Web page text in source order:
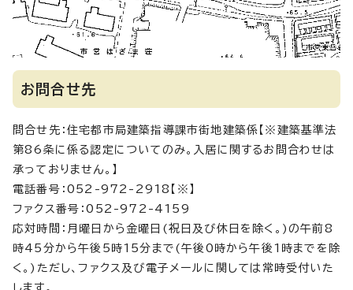
お問合せ先
問合せ先：住宅都市局建築指導課市街地建築係【※建築基準法
第86条に係る認定についてのみ。入居に関するお問合わせは
承っておりません。】
電話番号：052-972-2918【※】
ファクス番号：052-972-4159
応対時間：月曜日から金曜日(祝日及び休日を除く。)の午前8
時45分から午後5時15分まで(午後0時から午後1時までを除
く。)ただし、ファクス及び電子メールに関しては常時受付いた
します。